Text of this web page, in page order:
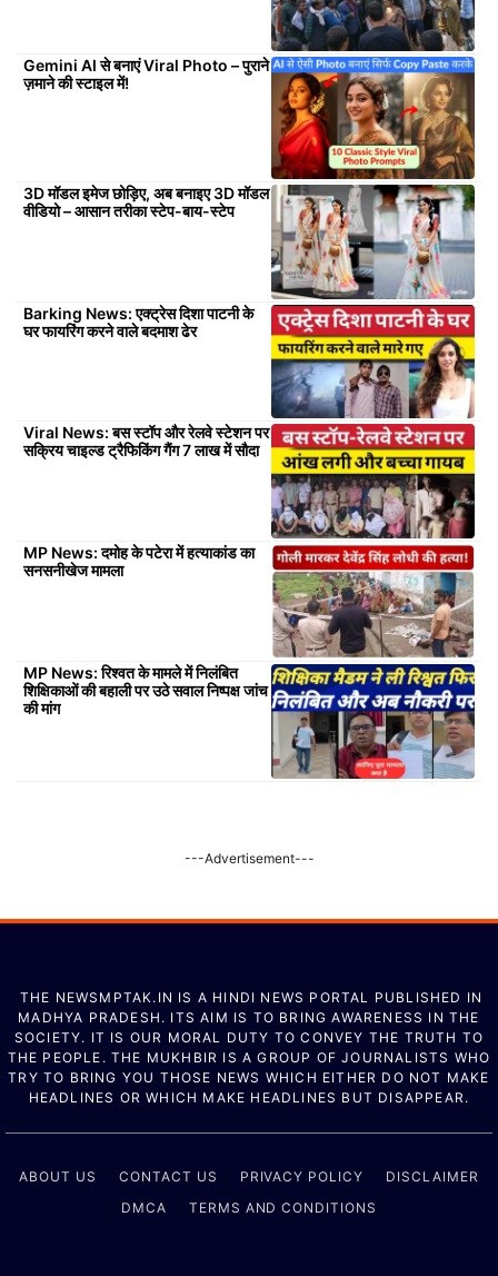
Gemini AI से बनाएं Viral Photo – पुराने
ज़माने की स्टाइल में!
3D मॉडल इमेज छोड़िए, अब बनाइए 3D मॉडल
वीडियो – आसान तरीका स्टेप-बाय-स्टेप
Barking News: एक्ट्रेस दिशा पाटनी के
घर फायरिंग करने वाले बदमाश ढेर
Viral News: बस स्टॉप और रेलवे स्टेशन पर
सक्रिय चाइल्ड ट्रैफिकिंग गैंग 7 लाख में सौदा
MP News: दमोह के पटेरा में हत्याकांड का
सनसनीखेज मामला
MP News: रिश्वत के मामले में निलंबित
शिक्षिकाओं की बहाली पर उठे सवाल निष्पक्ष जांच
की मांग
---Advertisement---
THE NEWSMPTAK.IN IS A HINDI NEWS PORTAL PUBLISHED IN
MADHYA PRADESH. ITS AIM IS TO BRING AWARENESS IN THE
SOCIETY. IT IS OUR MORAL DUTY TO CONVEY THE TRUTH TO
THE PEOPLE. THE MUKHBIR IS A GROUP OF JOURNALISTS WHO
TRY TO BRING YOU THOSE NEWS WHICH EITHER DO NOT MAKE
HEADLINES OR WHICH MAKE HEADLINES BUT DISAPPEAR.
ABOUT US CONTACT US PRIVACY POLICY
DISCLAIMER
DMCA
TERMS AND CONDITIONS